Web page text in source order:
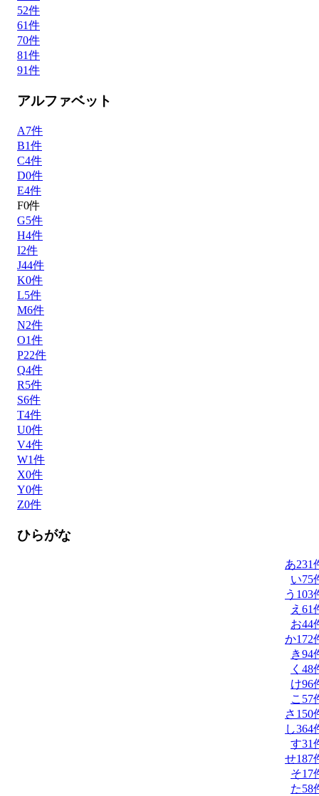
52件
61件
70件
81件
91件
アルファベット
A7件
B1件
C4件
D0件
E4件
F0件
G5件
H4件
I2件
J44件
K0件
L5件
M6件
N2件
O1件
P22件
Q4件
R5件
S6件
T4件
U0件
V4件
W1件
X0件
Y0件
Z0件
ひらがな
あ231
い75
う 103
え 61
お44
か172
き94
く 48
け96
こ 57
さ 150
し364
す31
せ187
そ17
た58